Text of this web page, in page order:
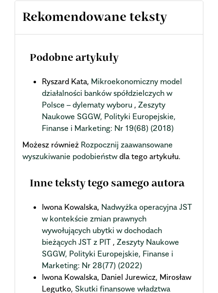
Rekomendowane teksty
Podobne artykuły
Ryszard Kata, Mikroekonomiczny model
działalności banków spółdzielczych w
Polsce – dylematy wyboru , Zeszyty
Naukowe SGGW, Polityki Europejskie,
Finanse i Marketing: Nr 19(68) (2018)
Możesz również Rozpocznij zaawansowane
wyszukiwanie podobieństwdla tego artykułu.
Inne teksty tego samego autora
Iwona Kowalska, Nadwyżka operacyjna JST
w kontekście zmian prawnych
wywołujących ubytki w dochodach
bieżących JST z PIT , Zeszyty Naukowe
SGGW, Polityki Europejskie, Finanse i
Marketing: Nr 28(77) (2022)
Iwona Kowalska, Daniel Jurewicz, Mirosław
Legutko, Skutki finansowe władztwa